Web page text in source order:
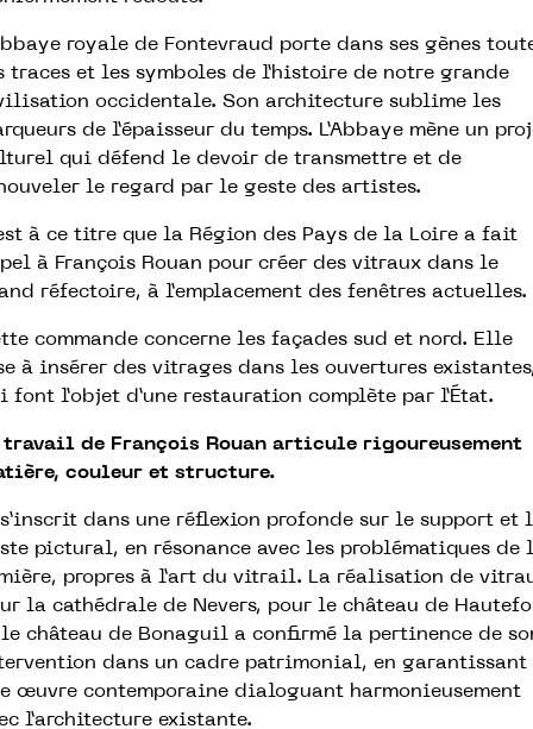
royale de Fontevraud porte dans ses gènes
traces et les symboles de l’histoire de notre grande
occidentale. Son architecture sublime les
de l’épaisseur du temps. L’Abbaye mène un
qui défend le devoir de transmettre et de
le regard par le geste des artistes.
à ce titre que la Région des Pays de la Loire a fait
à François Rouan pour créer des vitraux dans le
réfectoire, à l’emplacement des fenêtres actuelles.
commande concerne les façades sud et nord. Elle
à insérer des vitrages dans les ouvertures
font l’objet d’une restauration complète par l’État.
travail de François Rouan articule rigoureusement
couleur et structure.
dans une réflexion profonde sur le support et
pictural, en résonance avec les problématiques de
propres à l’art du vitrail. La réalisation de
la cathédrale de Nevers, pour le château de
château de Bonaguil a confirmé la pertinence de
dans un cadre patrimonial, en garantissant
œuvre contemporaine dialoguant harmonieusement
l’architecture existante.